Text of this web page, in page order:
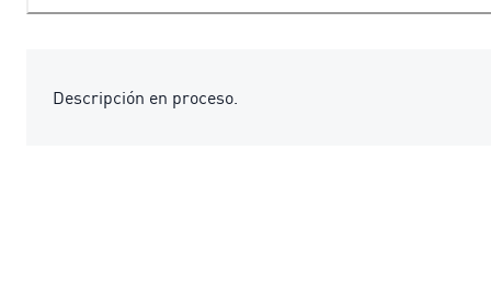
Descripción en proceso.